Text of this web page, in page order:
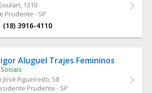
, 1310
Prudente - SP
(18) 3916-4110
Aluguel Trajes Femininos
Figueiredo, 58
Prudente - SP